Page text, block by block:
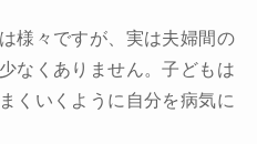
様々ですが、実は夫婦間の
なくありません。子どもは
くいくように自分を病気に